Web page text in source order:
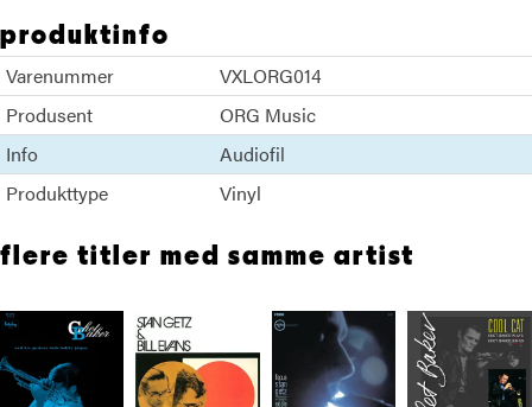
produktinfo
Varenummer
VXLORG014
Produsent
ORG Music
Info
Audiofil
Produkttype
Vinyl
flere titler med samme artist